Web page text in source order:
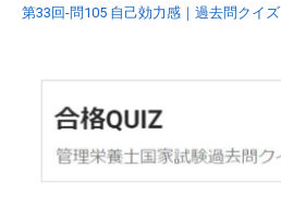
第33回-問105 自己効力感｜過去問クイズ